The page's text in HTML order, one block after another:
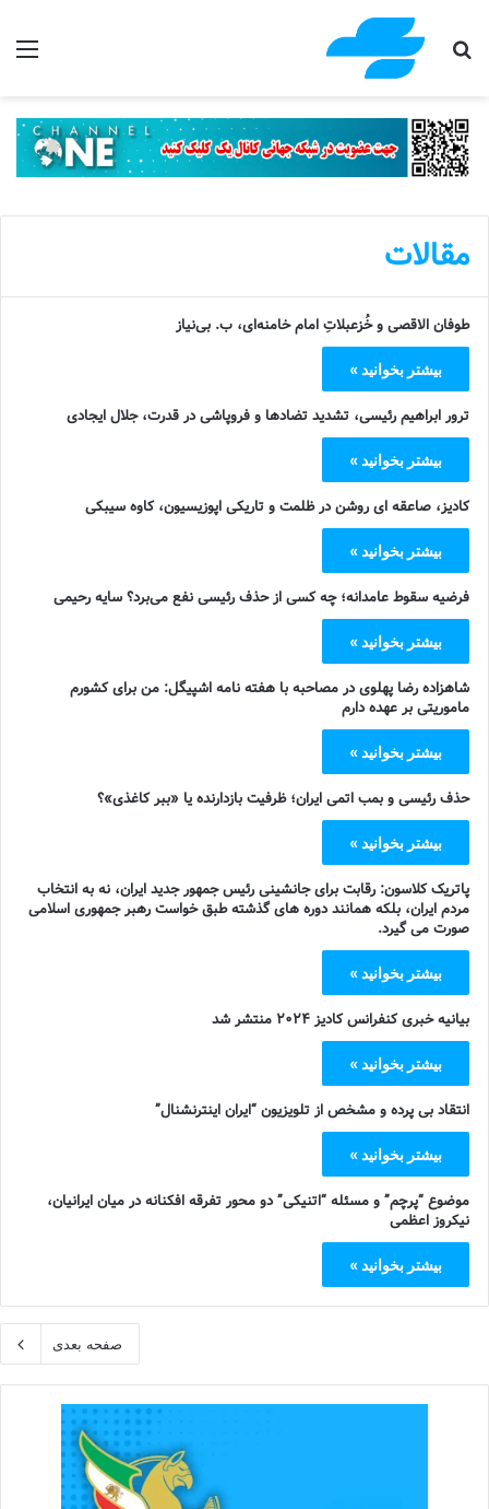
جستجو برای
مقالات
طوفان الاقصی و خُزعبلاتِ امام خامنه‌ای، ب. بی‌نیاز
بیشتر بخوانید »
ترور ابراهیم رئیسی، تشدید تضادها و فروپاشی در قدرت، جلال ایجادی
بیشتر بخوانید »
کادیز، صاعقه ای روشن در ظلمت و تاریکی اپوزیسیون، کاوه سیبکی
بیشتر بخوانید »
فرضیه سقوط عامدانه؛ چه کسی از حذف رئیسی نفع می‌برد؟ سایه رحیمی
بیشتر بخوانید »
شاهزاده رضا پهلوی در مصاحبه با هفته نامه اشپیگل: من برای کشورم
ماموریتی بر عهده دارم
بیشتر بخوانید »
حذف رئیسی و بمب اتمی ایران؛ ظرفیت بازدارنده یا «ببر کاغذی»؟
بیشتر بخوانید »
پاتریک کلاسون: رقابت برای جانشینی رئیس جمهور جدید ایران، نه به انتخاب
مردم ایران، بلکه همانند دوره های گذشته طبق خواست رهبر جمهوری اسلامی
صورت می گیرد.
بیشتر بخوانید »
بیانیه خبری کنفرانس کادیز ۲۰۲۴ منتشر شد
بیشتر بخوانید »
انتقاد بی پرده و مشخص از تلویزیون “ایران اینترنشنال”
بیشتر بخوانید »
موضوع “پرچم” و مسئله “اتنیکی” دو محور تفرقه افکنانه در میان ایرانیان،
نیکروز اعظمی
بیشتر بخوانید »
صفحه بعدی